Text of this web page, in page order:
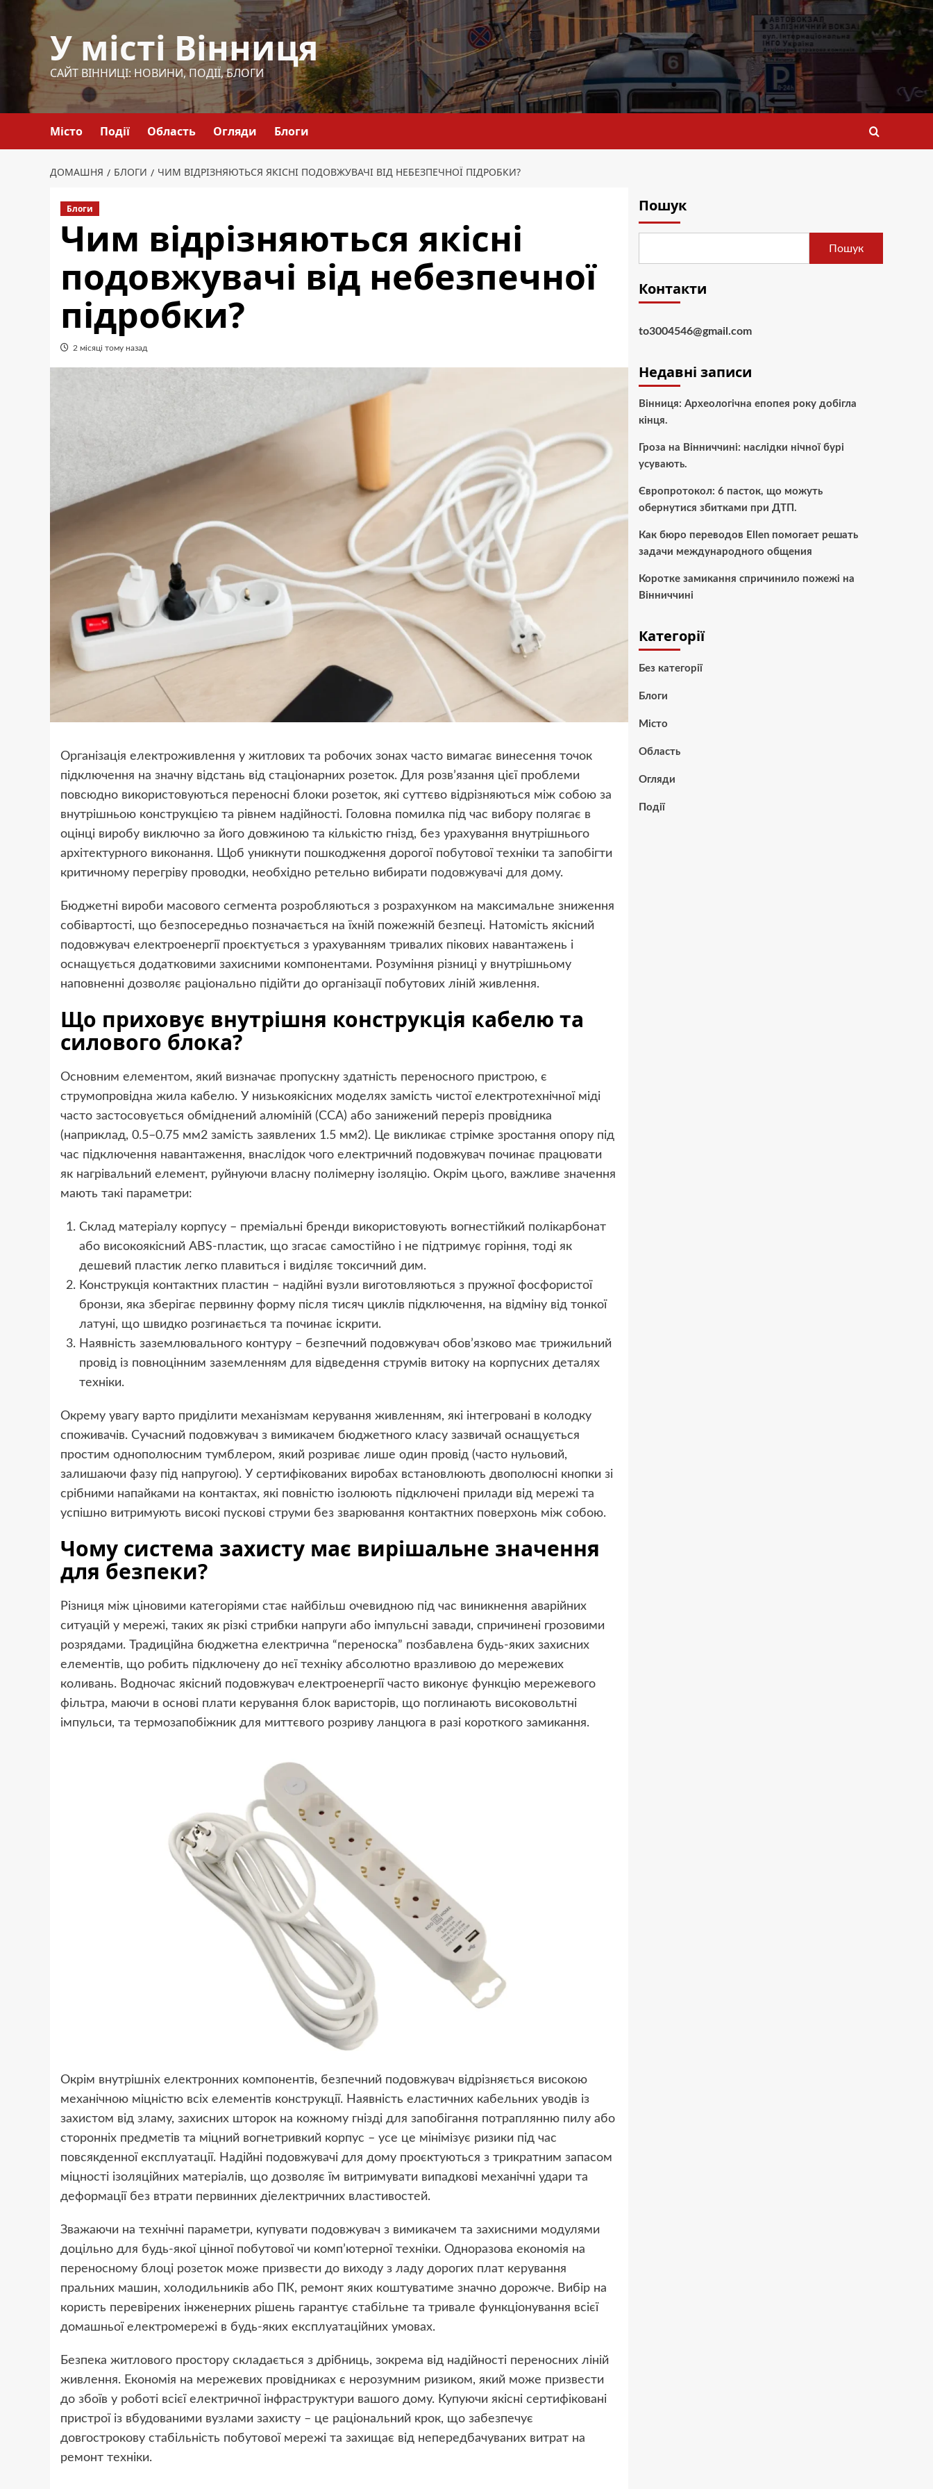
Перейти
У місті Вінниця
САЙТ ВІННИЦІ: НОВИНИ, ПОДІЇ, БЛОГИ
Місто Події Область Огляди Блоги
ДОМАШНЯ БЛОГИ ЧИМ ВІДРІЗНЯЮТЬСЯ ЯКІСНІ ПОДОВЖУВАЧІ ВІД НЕБЕЗПЕЧНОЇ ПІДРОБКИ?
Блоги
Чим відрізняються якісні
подовжувачі від небезпечної
підробки?
2 місяці тому назад
Організація електроживлення у житлових та робочих зонах часто вимагає винесення точок
підключення на значну відстань від стаціонарних розеток. Для розв’язання цієї проблеми
повсюдно використовуються переносні блоки розеток, які суттєво відрізняються між собою за
внутрішньою конструкцією та рівнем надійності. Головна помилка під час вибору полягає в
оцінці виробу виключно за його довжиною та кількістю гнізд, без урахування внутрішнього
архітектурного виконання. Щоб уникнути пошкодження дорогої побутової техніки та запобігти
критичному перегріву проводки, необхідно ретельно вибирати подовжувачі для дому.
Бюджетні вироби масового сегмента розробляються з розрахунком на максимальне зниження
собівартості, що безпосередньо позначається на їхній пожежній безпеці. Натомість якісний
подовжувач електроенергії проєктується з урахуванням тривалих пікових навантажень і
оснащується додатковими захисними компонентами. Розуміння різниці у внутрішньому
наповненні дозволяє раціонально підійти до організації побутових ліній живлення.
Що приховує внутрішня конструкція кабелю та
силового блока?
Основним елементом, який визначає пропускну здатність переносного пристрою, є
струмопровідна жила кабелю. У низькоякісних моделях замість чистої електротехнічної міді
часто застосовується обміднений алюміній (CCA) або занижений переріз провідника
(наприклад, 0.5–0.75 мм2 замість заявлених 1.5 мм2). Це викликає стрімке зростання опору під
час підключення навантаження, внаслідок чого електричний подовжувач починає працювати
як нагрівальний елемент, руйнуючи власну полімерну ізоляцію. Окрім цього, важливе значення
мають такі параметри:
Склад матеріалу корпусу – преміальні бренди використовують вогнестійкий полікарбонат
або високоякісний ABS-пластик, що згасає самостійно і не підтримує горіння, тоді як
дешевий пластик легко плавиться і виділяє токсичний дим.
Конструкція контактних пластин – надійні вузли виготовляються з пружної фосфористої
бронзи, яка зберігає первинну форму після тисяч циклів підключення, на відміну від тонкої
латуні, що швидко розгинається та починає іскрити.
Наявність заземлювального контуру – безпечний подовжувач обов’язково має трижильний
провід із повноцінним заземленням для відведення струмів витоку на корпусних деталях
техніки.
Окрему увагу варто приділити механізмам керування живленням, які інтегровані в колодку
споживачів. Сучасний подовжувач з вимикачем бюджетного класу зазвичай оснащується
простим однополюсним тумблером, який розриває лише один провід (часто нульовий,
залишаючи фазу під напругою). У сертифікованих виробах встановлюють двополюсні кнопки зі
срібними напайками на контактах, які повністю ізолюють підключені прилади від мережі та
успішно витримують високі пускові струми без зварювання контактних поверхонь між собою.
Чому система захисту має вирішальне значення
для безпеки?
Різниця між ціновими категоріями стає найбільш очевидною під час виникнення аварійних
ситуацій у мережі, таких як різкі стрибки напруги або імпульсні завади, спричинені грозовими
розрядами. Традиційна бюджетна електрична “переноска” позбавлена будь-яких захисних
елементів, що робить підключену до нєї техніку абсолютно вразливою до мережевих
коливань. Водночас якісний подовжувач електроенергії часто виконує функцію мережевого
фільтра, маючи в основі плати керування блок варисторів, що поглинають високовольтні
імпульси, та термозапобіжник для миттєвого розриву ланцюга в разі короткого замикання.
Окрім внутрішніх електронних компонентів, безпечний подовжувач відрізняється високою
механічною міцністю всіх елементів конструкції. Наявність еластичних кабельних уводів із
захистом від зламу, захисних шторок на кожному гнізді для запобігання потраплянню пилу або
сторонніх предметів та міцний вогнетривкий корпус – усе це мінімізує ризики під час
повсякденної експлуатації. Надійні подовжувачі для дому проєктуються з трикратним запасом
міцності ізоляційних матеріалів, що дозволяє їм витримувати випадкові механічні удари та
деформації без втрати первинних діелектричних властивостей.
Зважаючи на технічні параметри, купувати подовжувач з вимикачем та захисними модулями
доцільно для будь-якої цінної побутової чи комп’ютерної техніки. Одноразова економія на
переносному блоці розеток може призвести до виходу з ладу дорогих плат керування
пральних машин, холодильників або ПК, ремонт яких коштуватиме значно дорожче. Вибір на
користь перевірених інженерних рішень гарантує стабільне та тривале функціонування всієї
домашньої електромережі в будь-яких експлуатаційних умовах.
Безпека житлового простору складається з дрібниць, зокрема від надійності переносних ліній
живлення. Економія на мережевих провідниках є нерозумним ризиком, який може призвести
до збоїв у роботі всієї електричної інфраструктури вашого дому. Купуючи якісні сертифіковані
пристрої із вбудованими вузлами захисту – це раціональний крок, що забезпечує
довгострокову стабільність побутової мережі та захищає від непередбачуваних витрат на
ремонт техніки.
Пошук
Пошук
Контакти
to3004546@gmail.com
Недавні записи
Вінниця: Археологічна епопея року добігла
кінця.
Гроза на Вінниччині: наслідки нічної бурі
усувають.
Європротокол: 6 пасток, що можуть
обернутися збитками при ДТП.
Как бюро переводов Ellen помогает решать
задачи международного общения
Коротке замикання спричинило пожежі на
Вінниччині
Категорії
Без категорії
Блоги
Місто
Область
Огляди
Події